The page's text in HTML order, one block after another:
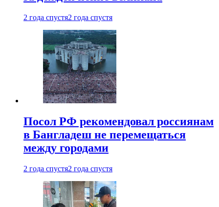
2 года спустя2 года спустя
Посол РФ рекомендовал россиянам
в Бангладеш не перемещаться
между городами
2 года спустя2 года спустя